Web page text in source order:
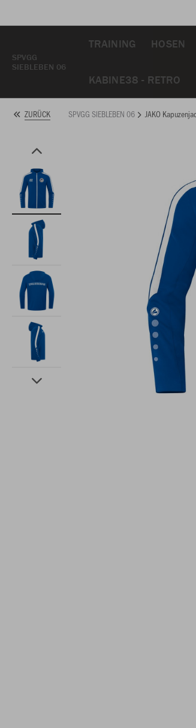
SPVGG
SIEBLEBEN 06
TRAINING HOSEN
KABINE38 - RETRO
ZURÜCK SPVGG SIEBLEBEN 06 JAKO